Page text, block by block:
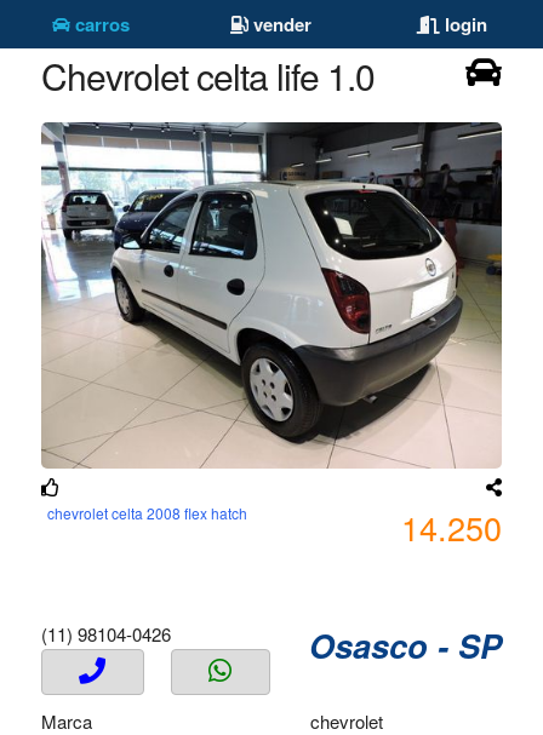
carros vender login
Chevrolet celta life 1.0
chevrolet celta 2008 flex hatch 14.250
Osasco - SP
(11) 98104-0426
Marca
chevrolet